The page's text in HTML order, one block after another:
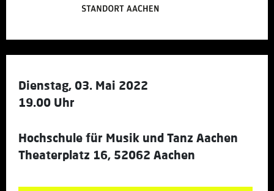
Dienstag, 03. Mai 2022
19.00 Uhr
Hochschule für Musik und Tanz Aachen
Theaterplatz 16, 52062 Aachen